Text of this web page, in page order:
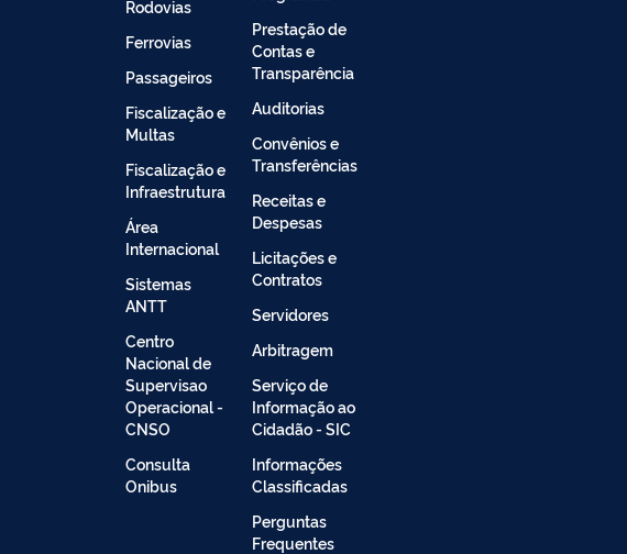
Rodovias
Ferrovias
Passageiros
Fiscalização e
Multas
Fiscalização e
Infraestrutura
Área
Internacional
Sistemas
ANTT
Centro
Nacional de
Supervisao
Operacional -
CNSO
Consulta
Onibus
Prestação de
Contas e
Transparência
Auditorias
Convênios e
Transferências
Receitas e
Despesas
Licitações e
Contratos
Servidores
Arbitragem
Serviço de
Informação ao
Cidadão - SIC
Informações
Classificadas
Perguntas
Frequentes